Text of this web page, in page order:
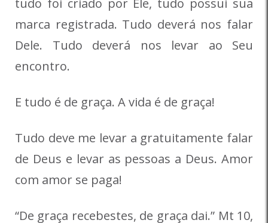
tudo foi criado por Ele, tudo possui sua
marca registrada. Tudo deverá nos falar
Dele. Tudo deverá nos levar ao Seu
encontro.
E tudo é de graça. A vida é de graça!
Tudo deve me levar a gratuitamente falar
de Deus e levar as pessoas a Deus. Amor
com amor se paga!
“De graça recebestes, de graça dai.” Mt 10,